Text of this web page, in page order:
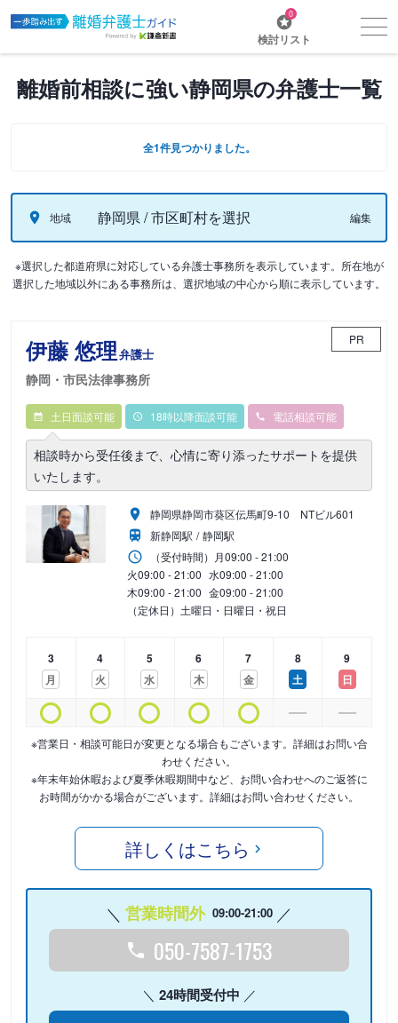
0
検討リスト
離婚前相談に強い静岡県の弁護士一覧
全1件見つかりました。
地域 静岡県 / 市区町村を選択 編集
※選択した都道府県に対応している弁護士事務所を表示しています。所在地が
選択した地域以外にある事務所は、選択地域の中心から順に表示しています。
伊藤 悠理弁護士
静岡・市民法律事務所
PR
土日面談可能 18時以降面談可能 電話相談可能
相談時から受任後まで、心情に寄り添ったサポートを提供
いたします。
静岡県静岡市葵区伝馬町9‐10 NTビル601
新静岡駅
静岡駅
（受付時間） 月09:00 - 21:00
火09:00 - 21:00 水09:00 - 21:00
木09:00 - 21:00 金09:00 - 21:00
（定休日）土曜日・日曜日・祝日
3
月
4
火
5
水
6
木
7
金
8
土
9
日
※営業日・相談可能日が変更となる場合もございます。詳細はお問い合
わせください。
※年末年始休暇および夏季休暇期間中など、お問い合わせへのご返答に
お時間がかかる場合がございます。詳細はお問い合わせください。
詳しくはこちら
営業時間外 09:00-21:00
050-7587-1753
24時間受付中